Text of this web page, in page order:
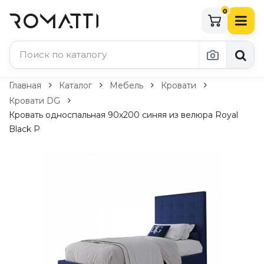
0
Каталог Romatti
Свет и освещение
По типу
Уличное освещение
Комплектующие
Главная Каталог Мебель
Кровати
Кровати DG
Кровать односпальная 90х200 синяя из велюра Royal
Black Р